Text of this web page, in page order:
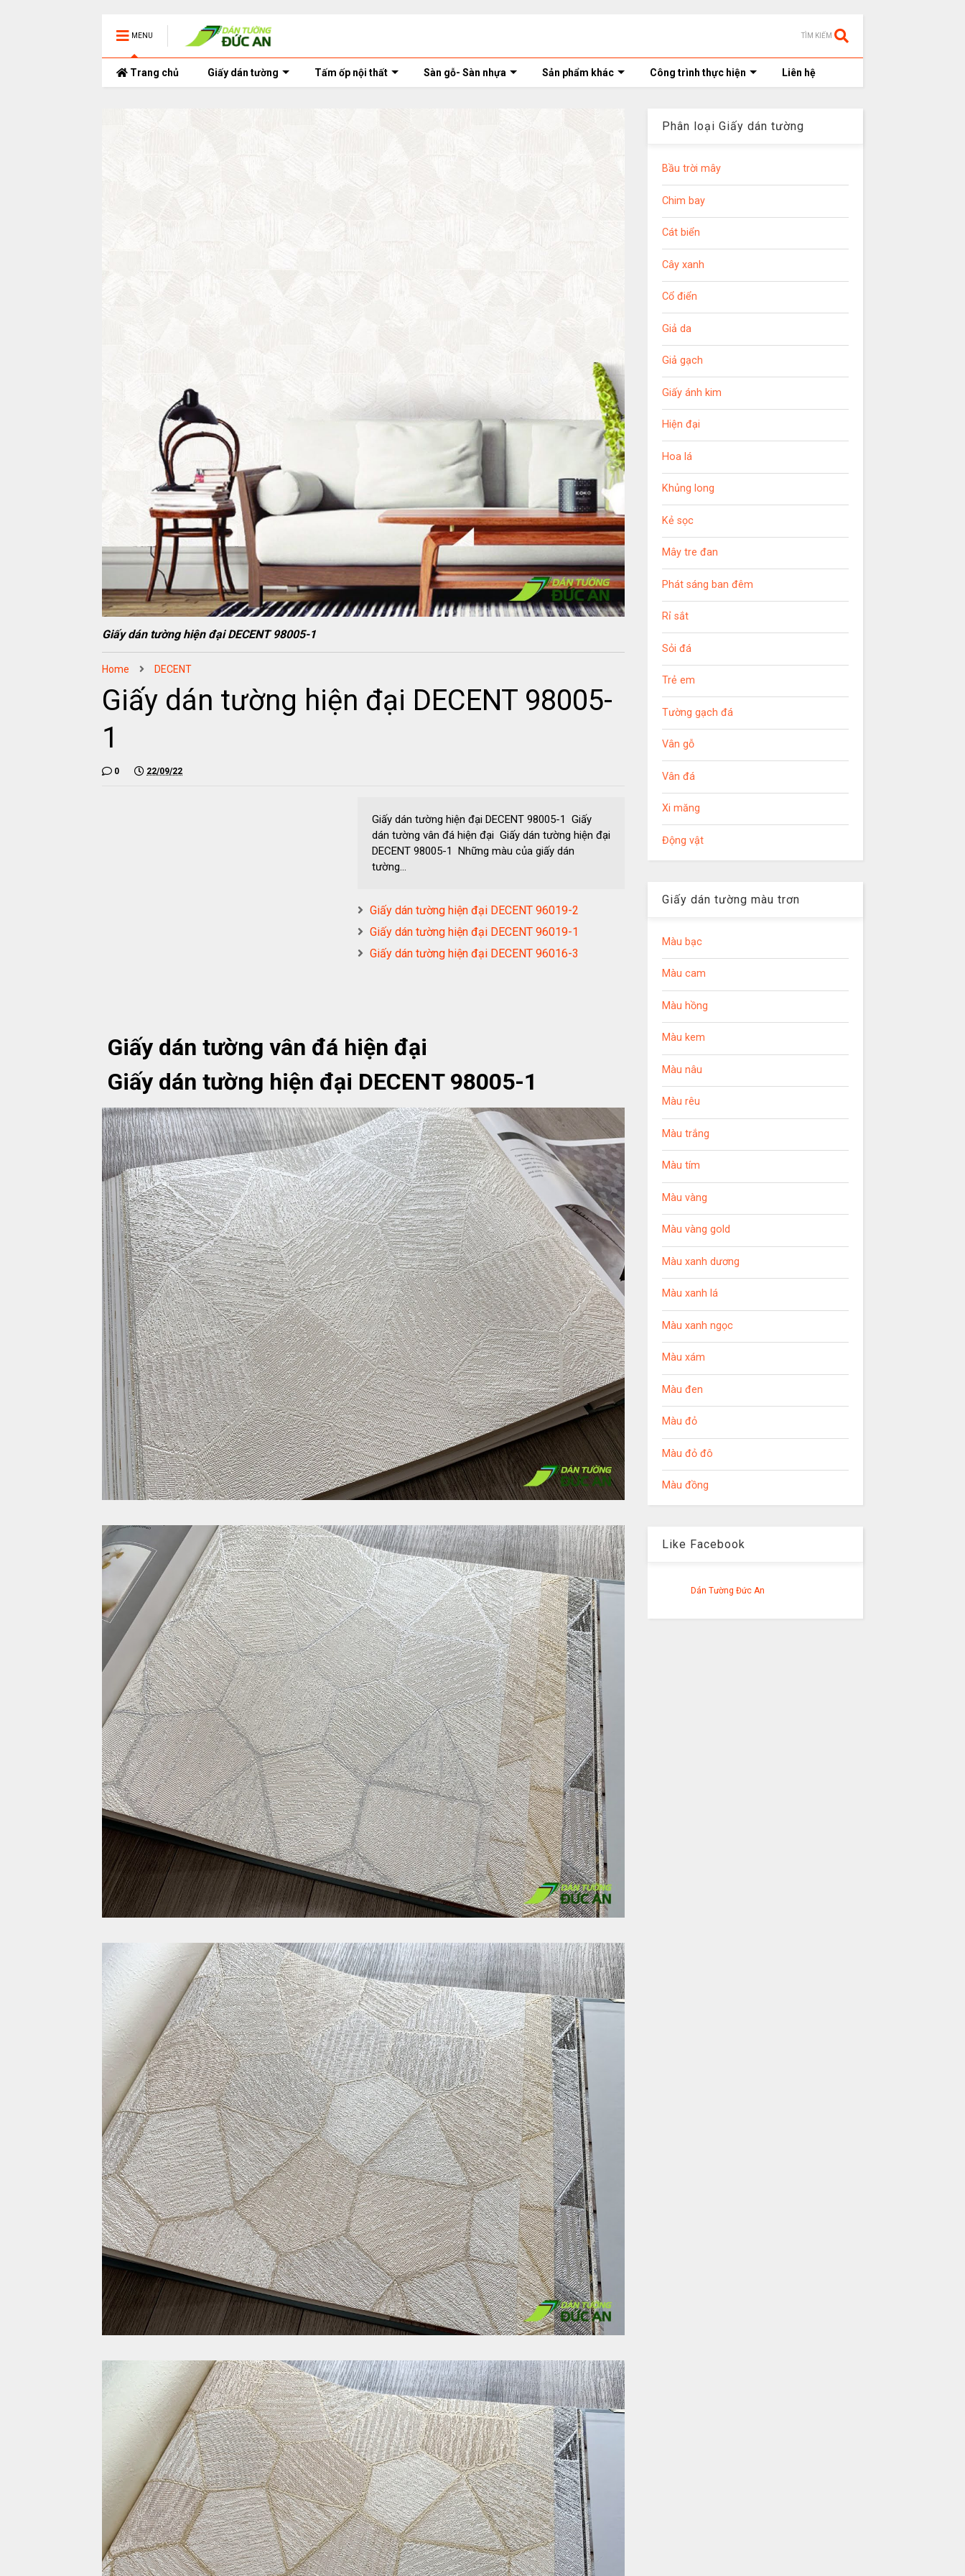
MENU TÌM KIẾM
Trang chủ Giấy dán tường Tấm ốp nội thất Sàn gỗ- Sàn nhựa Sản phẩm khác Công trình thực hiện Liên hệ
Giấy dán tường hiện đại DECENT 98005-1
Home DECENT
Giấy dán tường hiện đại DECENT 98005-
1
0 22/09/22
Giấy dán tường hiện đại DECENT 98005-1 Giấy
dán tường vân đá hiện đại Giấy dán tường hiện đại
DECENT 98005-1 Những màu của giấy dán
tường...
Giấy dán tường hiện đại DECENT 96019-2
Giấy dán tường hiện đại DECENT 96019-1
Giấy dán tường hiện đại DECENT 96016-3
Giấy dán tường vân đá hiện đại
Giấy dán tường hiện đại DECENT 98005-1
Phân loại Giấy dán tường
Bầu trời mây
Chim bay
Cát biển
Cây xanh
Cổ điển
Giả da
Giả gạch
Giấy ánh kim
Hiện đại
Hoa lá
Khủng long
Kẻ sọc
Mây tre đan
Phát sáng ban đêm
Rỉ sắt
Sỏi đá
Trẻ em
Tường gạch đá
Vân gỗ
Vân đá
Xi măng
Động vật
Giấy dán tường màu trơn
Màu bạc
Màu cam
Màu hồng
Màu kem
Màu nâu
Màu rêu
Màu trắng
Màu tím
Màu vàng
Màu vàng gold
Màu xanh dương
Màu xanh lá
Màu xanh ngọc
Màu xám
Màu đen
Màu đỏ
Màu đỏ đô
Màu đồng
Like Facebook
Dán Tường Đức An